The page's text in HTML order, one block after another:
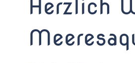
Herzlich